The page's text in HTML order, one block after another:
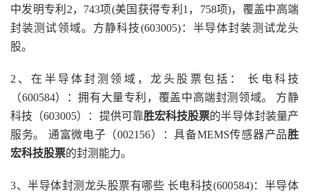
中发明专利2，743项(美国获得专利1，758项)，覆盖中高端
封装测试领域。方静科技(603005)：半导体封装测试龙头
股。
2、在半导体封测领域，龙头股票包括： 长电科技
（600584）：拥有大量专利，覆盖中高端封测领域。 方静
科技（603005）：提供可靠胜宏科技股票的半导体封装量产
服务。 通富微电子（002156）：具备MEMS传感器产品胜
宏科技股票的封测能力。
3、半导体封测龙头股票有哪些 长电科技(600584)：半导体